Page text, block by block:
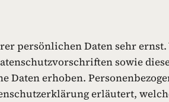
persönlichen Daten sehr
sowie
Daten erhoben.
erläutert,